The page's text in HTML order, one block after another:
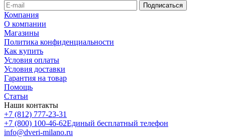
Компания
О компании
Магазины
Политика конфиденциальности
Как купить
Условия оплаты
Условия доставки
Гарантия на товар
Помощь
Статьи
Наши контакты
+7 (812) 777-23-31
+7 (800) 100-46-62Единый бесплатный телефон
info@dveri-milano.ru